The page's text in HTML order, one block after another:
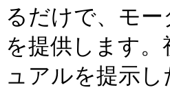
るだけで、モ
を提供します
ュアルを提示